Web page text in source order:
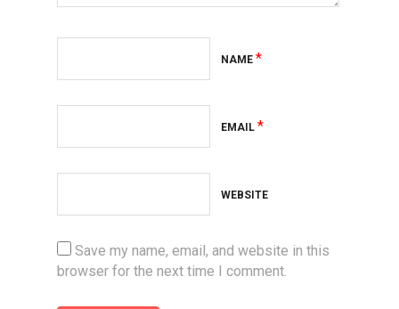
NAME *
EMAIL *
WEBSITE
Save my name, email, and website in this
browser for the next time I comment.